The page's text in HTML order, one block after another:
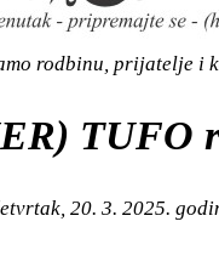
rodbinu, prijatelje i
TUFO
20. 3. 2025.